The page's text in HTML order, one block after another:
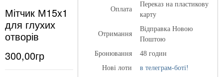
Мітчик М15x1
для глухих
отворів
300,00гр
Оплата
Переказ на пластикову
карту
Отримання
Відправка Новою
Поштою
Бронювання
48 годин
Нові лоти
в телеграм-боті!